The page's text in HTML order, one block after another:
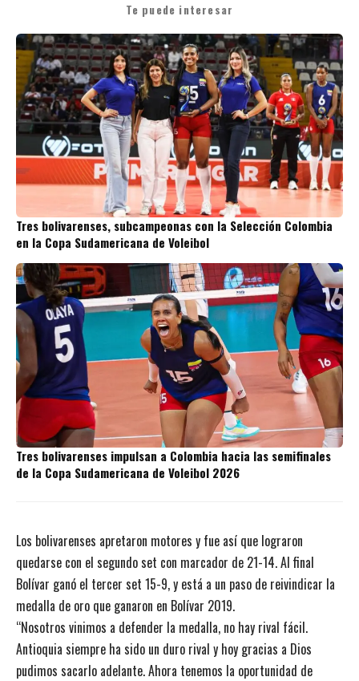
Te puede interesar
Tres bolivarenses, subcampeonas con la Selección Colombia
en la Copa Sudamericana de Voleibol
Tres bolivarenses impulsan a Colombia hacia las semifinales
de la Copa Sudamericana de Voleibol 2026
Los bolivarenses apretaron motores y fue así que lograron
quedarse con el segundo set con marcador de 21-14. Al final
Bolívar ganó el tercer set 15-9, y está a un paso de reivindicar la
medalla de oro que ganaron en Bolívar 2019.
“Nosotros vinimos a defender la medalla, no hay rival fácil.
Antioquia siempre ha sido un duro rival y hoy gracias a Dios
pudimos sacarlo adelante. Ahora tenemos la oportunidad de